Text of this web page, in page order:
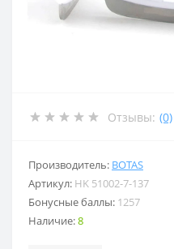
Отзывы: (0)
Производитель: BOTAS
Артикул: HK 51002-7-137
Бонусные баллы: 1257
Наличие:8